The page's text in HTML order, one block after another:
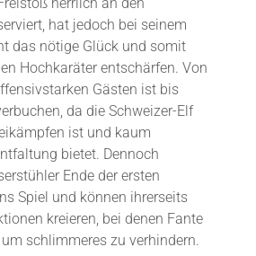
hat jedoch bei seinem
das nötige Glück und somit
Hochkaräter entschärfen. Von
Gästen ist bis
da die Schweizer-Elf
ist und kaum
bietet. Dennoch
Ende der ersten
Spiel und können ihrerseits
kreieren, bei denen Fante
schlimmeres zu verhindern.